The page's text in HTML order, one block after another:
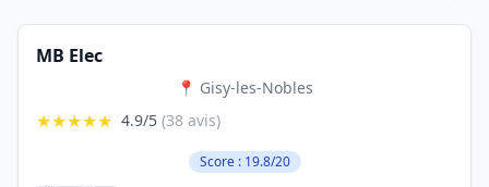
MB Elec
📍 Gisy-les-Nobles
★★★★★ 4.9/5 (38 avis)
Score : 19.8/20